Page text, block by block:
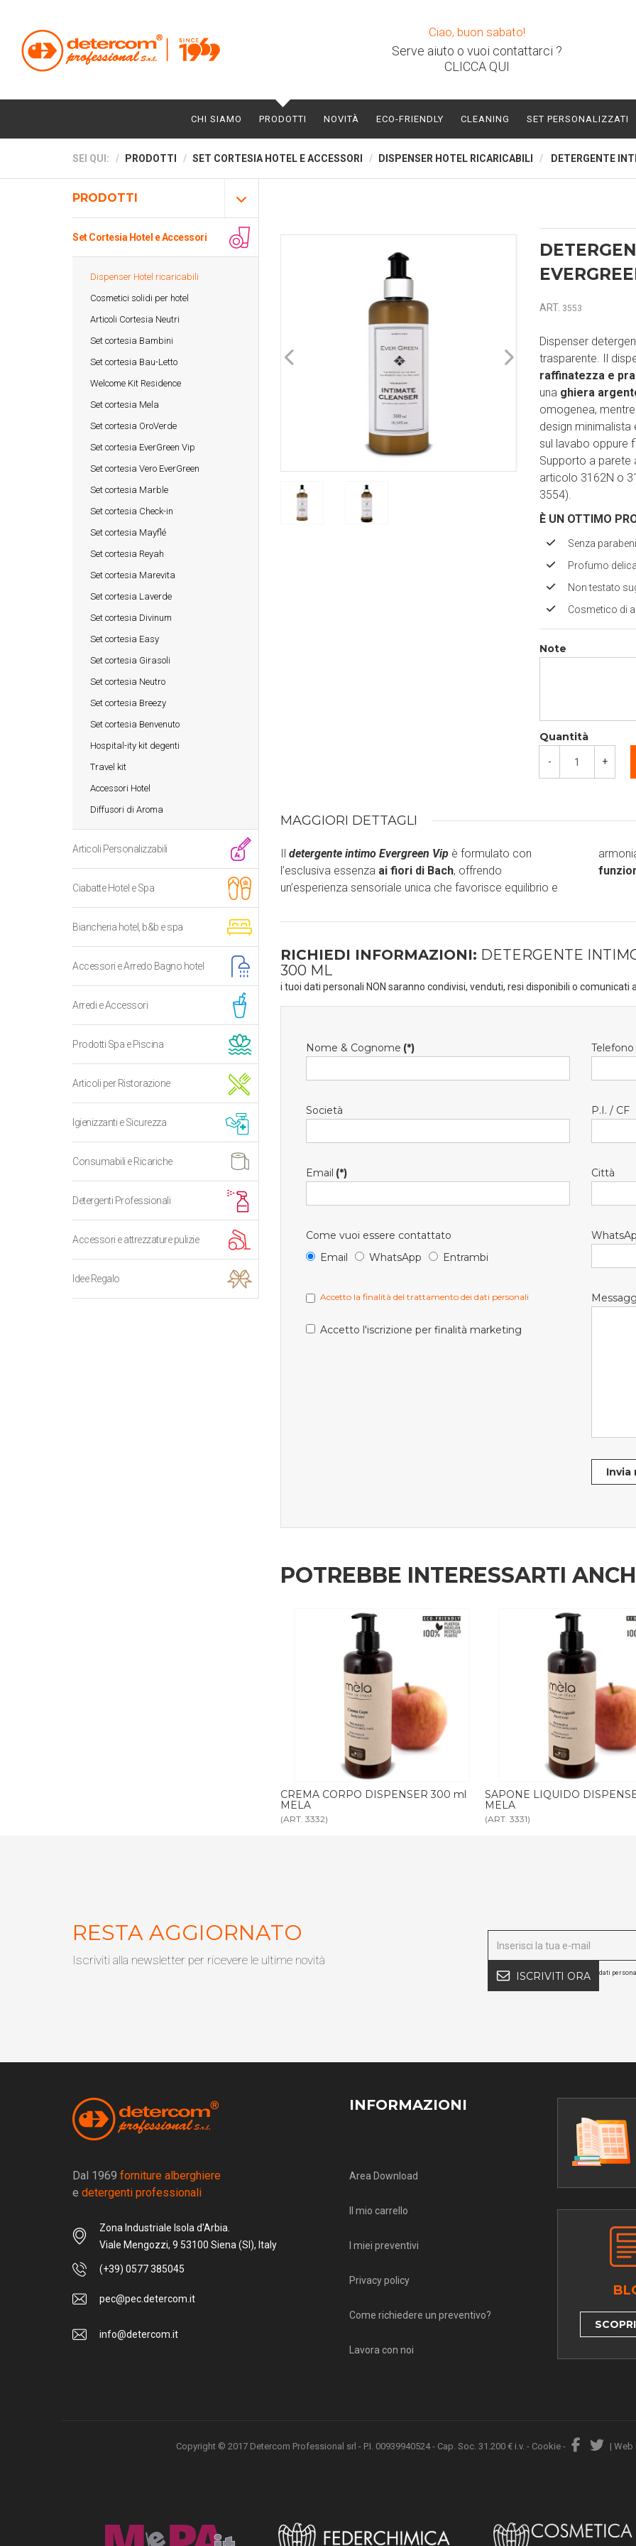
Ciao, buon sabato!
Serve aiuto o vuoi contattarci ?
CLICCA QUI
CHI SIAMO PRODOTTI NOVITÀ ECO-FRIENDLY CLEANING SET PERSONALIZZATI
SEI QUI: PRODOTTI SET CORTESIA HOTEL E ACCESSORI DISPENSER HOTEL RICARICABILI DETERGENTE
PRODOTTI
Set Cortesia Hotel e Accessori
Dispenser Hotel ricaricabili
Cosmetici solidi per hotel
Articoli Cortesia Neutri
Set cortesia Bambini
Set cortesia Bau-Letto
Welcome Kit Residence
Set cortesia Mela
Set cortesia OroVerde
Set cortesia EverGreen Vip
Set cortesia Vero EverGreen
Set cortesia Marble
Set cortesia Check-in
Set cortesia Mayflé
Set cortesia Reyah
Set cortesia Marevita
Set cortesia Laverde
Set cortesia Divinum
Set cortesia Easy
Set cortesia Girasoli
Set cortesia Neutro
Set cortesia Breezy
Set cortesia Benvenuto
Hospital-ity kit degenti
Travel kit
Accessori Hotel
Diffusori di Aroma
Articoli Personalizzabili
Ciabatte Hotel e Spa
Biancheria hotel, b&b e spa
Accessori e Arredo Bagno hotel
Arredi e Accessori
Prodotti Spa e Piscina
Articoli per Ristorazione
Igienizzanti e Sicurezza
Consumabili e Ricariche
Detergenti Professionali
Accessori e attrezzature pulizie
Idee Regalo
ART. 3553
Dispenser
trasparente. Il
raffinatezza e
una ghiera
omogenea, mentre
design
sul lavabo oppure
Supporto a parete
articolo 3162N o
3554).
È UN OTTIMO
Senza
Profumo
Non testato
Cosmetico di
Note
Quantità
- +
MAGGIORI DETTAGLI
Il detergente intimo Evergreen Vipè formulato con
l’esclusiva essenza ai fiori di Bach, offrendo
un’esperienza sensoriale unica che favorisce equilibrio e
RICHIEDI INFORMAZIONI: DETERGENTE
300 ML
i tuoi dati personali NON saranno condivisi, venduti, resi disponibili o comunicati
Nome & Cognome (*) Telefono
Società P.I. / CF
Email (*) Città
Come vuoi essere contattato
Email
WhatsApp Entrambi
Accetto la finalità del trattamento dei dati personali
Accetto l'iscrizione per finalità marketing
Invia
POTREBBE INTERESSARTI
SAPONE LIQUIDO DISPENSER 300 ml
MELA
(ART. 3331)
BAGNODOCCIA MELA tanica
(ART. 3347)
RESTA AGGIORNATO
Iscriviti alla newsletter per ricevere le ultime novità
ISCRIVITI ORA dati
Dal 1969 forniture alberghiere
e detergenti professionali
Zona Industriale Isola d'Arbia.
Viale Mengozzi, 9 53100 Siena (SI), Italy
(+39) 0577 385045
pec@pec.detercom.it
info@detercom.it
INFORMAZIONI
Area Download
Il mio carrello
I miei preventivi
Privacy policy
Come richiedere un preventivo?
Lavora con noi
Copyright © 2017 Detercom Professional srl - P.I. 00939940524 - Cap. Soc. 31.200 € i.v. - Cookie - | Web